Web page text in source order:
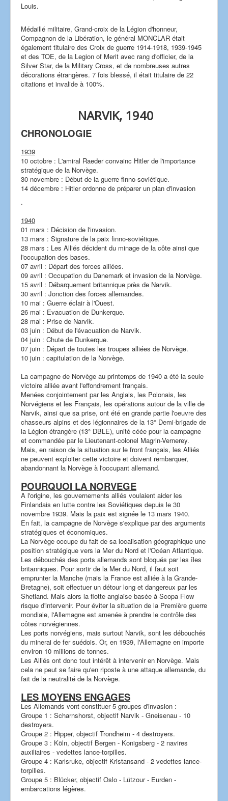
Louis.
Médaillé militaire, Grand-croix de la Légion d'honneur,
Compagnon de la Libération, le général MONCLAR était
également titulaire des Croix de guerre 1914-1918, 1939-1945
et des TOE, de la Legion of Merit avec rang d'officier, de la
Silver Star, de la Military Cross, et de nombreuses autres
décorations étrangères. 7 fois blessé, il était titulaire de 22
citations et invalide à 100%.
NARVIK, 1940
CHRONOLOGIE
1939
10 octobre : L'amiral Raeder convainc Hitler de l'importance
stratégique de la Norvège.
30 novembre : Début de la guerre finno-soviétique.
14 décembre : Hitler ordonne de préparer un plan d'invasion
.
1940
01 mars : Décision de l'invasion.
13 mars : Signature de la paix finno-soviétique.
28 mars : Les Alliés décident du minage de la côte ainsi que
l'occupation des bases.
07 avril : Départ des forces alliées.
09 avril : Occupation du Danemark et invasion de la Norvège.
15 avril : Débarquement britannique près de Narvik.
30 avril : Jonction des forces allemandes.
10 mai : Guerre éclair à l'Ouest.
26 mai : Evacuation de Dunkerque.
28 mai : Prise de Narvik.
03 juin : Début de l'évacuation de Narvik.
04 juin : Chute de Dunkerque.
07 juin : Départ de toutes les troupes alliées de Norvège.
10 juin : capitulation de la Norvège.
La campagne de Norvège au printemps de 1940 a été la seule
victoire alliée avant l'effondrement français.
Menées conjointement par les Anglais, les Polonais, les
Norvégiens et les Français, les opérations autour de la ville de
Narvik, ainsi que sa prise, ont été en grande partie l'oeuvre des
chasseurs alpins et des légionnaires de la 13° Demi-brigade de
la Légion étrangère (13° DBLE), unité céée pour la campagne
et commandée par le Lieutenant-colonel Magrin-Vernerey.
Mais, en raison de la situation sur le front français, les Alliés
ne peuvent exploiter cette victoire et doivent rembarquer,
abandonnant la Norvège à l'occupant allemand.
POURQUOI LA NORVEGE
A l'origine, les gouvernements alliés voulaient aider les
Finlandais en lutte contre les Soviétiques depuis le 30
novembre 1939. Mais la paix est signée le 13 mars 1940.
En fait, la campagne de Norvège s'explique par des arguments
stratégiques et économiques.
La Norvège occupe du fait de sa localisation géographique une
position stratégique vers la Mer du Nord et l'Océan Atlantique.
Les débouchés des ports allemands sont bloqués par les îles
britanniques. Pour sortir de la Mer du Nord, il faut soit
emprunter la Manche (mais la France est alliée à la Grande-
Bretagne), soit effectuer un détour long et dangereux par les
Shetland. Mais alors la flotte anglaise basée à Scopa Flow
risque d'intervenir. Pour éviter la situation de la Première guerre
mondiale, l'Allemagne est amenée à prendre le contrôle des
côtes norvégiennes.
Les ports norvégiens, mais surtout Narvik, sont les débouchés
du minerai de fer suédois. Or, en 1939, l'Allemagne en importe
environ 10 millions de tonnes.
Les Alliés ont donc tout intérêt à intervenir en Norvège. Mais
cela ne peut se faire qu'en riposte à une attaque allemande, du
fait de la neutralité de la Norvège.
LES MOYENS ENGAGES
Les Allemands vont constituer 5 groupes d'invasion :
Groupe 1 : Scharnshorst, objectif Narvik - Gneisenau - 10
destroyers.
Groupe 2 : Hipper, objectif Trondheim - 4 destroyers.
Groupe 3 : Köln, objectif Bergen - Konigsberg - 2 navires
auxiliaires - vedettes lance-torpilles.
Groupe 4 : Karlsruke, objectif Kristansand - 2 vedettes lance-
torpilles.
Groupe 5 : Blücker, objectif Oslo - Lützour - Eurden -
embarcations légères.